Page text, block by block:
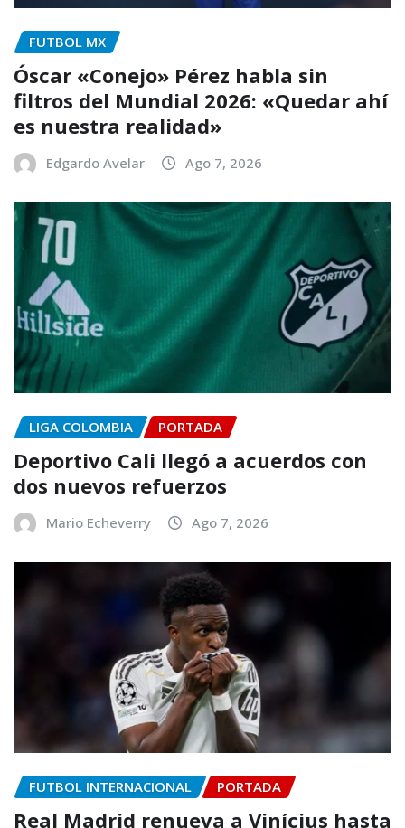
FUTBOL MX
Óscar «Conejo» Pérez habla sin
filtros del Mundial 2026: «Quedar ahí
es nuestra realidad»
Edgardo Avelar Ago 7, 2026
LIGA COLOMBIA PORTADA
Deportivo Cali llegó a acuerdos con
dos nuevos refuerzos
Mario Echeverry Ago 7, 2026
FUTBOL INTERNACIONAL PORTADA
Real Madrid renueva a Vinícius hasta